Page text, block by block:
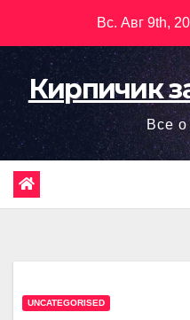
содержимому
Вс. Авг 9th,
Кирпичик
Все о
UNCATEGORISED